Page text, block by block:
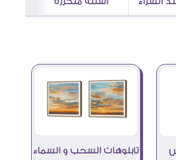
تابلوهات السحب و السماء